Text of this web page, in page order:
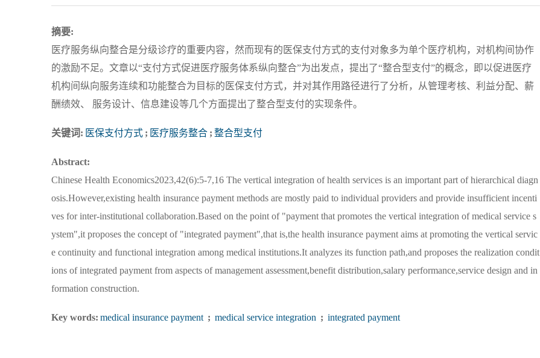
摘要:
医疗服务纵向整合是分级诊疗的重要内容，然而现有的医保支付方式的支付对象多为单个医疗机构，对机构间协作
的激励不足。文章以“支付方式促进医疗服务体系纵向整合”为出发点，提出了“整合型支付”的概念，即以促进医疗
机构间纵向服务连续和功能整合为目标的医保支付方式，并对其作用路径进行了分析，从管理考核、利益分配、薪
酬绩效、 服务设计、信息建设等几个方面提出了整合型支付的实现条件。
关键词: 医保支付方式 ; 医疗服务整合 ; 整合型支付
Abstract:
Chinese Health Economics2023,42(6):5-7,16 The vertical integration of health services is an important part of hierarchical diagn
osis.However,existing health insurance payment methods are mostly paid to individual providers and provide insufficient incenti
ves for inter-institutional collaboration.Based on the point of "payment that promotes the vertical integration of medical service s
ystem",it proposes the concept of "integrated payment",that is,the health insurance payment aims at promoting the vertical servic
e continuity and functional integration among medical institutions.It analyzes its function path,and proposes the realization condit
ions of integrated payment from aspects of management assessment,benefit distribution,salary performance,service design and in
formation construction.
Key words: medical insurance payment ; medical service integration ; integrated payment